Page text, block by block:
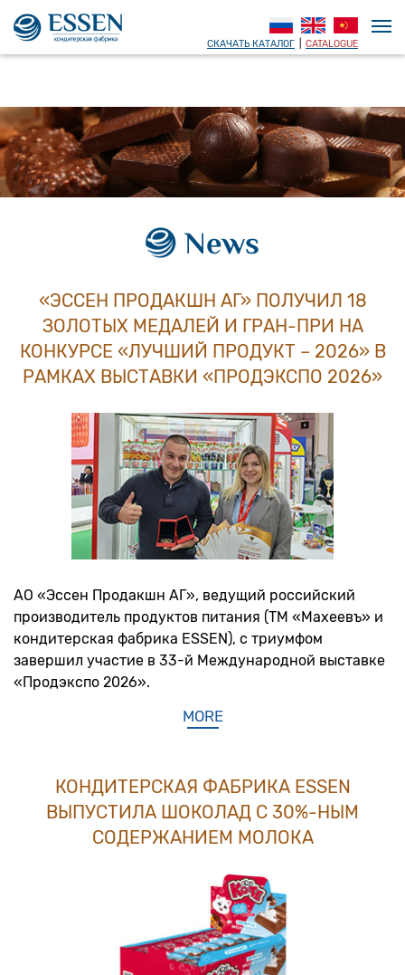
СКАЧАТЬ КАТАЛОГ CATALOGUE
News
«ЭССЕН ПРОДАКШН АГ» ПОЛУЧИЛ 18
ЗОЛОТЫХ МЕДАЛЕЙ И ГРАН-ПРИ НА
КОНКУРСЕ «ЛУЧШИЙ ПРОДУКТ – 2026» В
РАМКАХ ВЫСТАВКИ «ПРОДЭКСПО 2026»
АО «Эссен Продакшн АГ», ведущий российский
производитель продуктов питания (ТМ «Махеевъ» и
кондитерская фабрика ESSEN), с триумфом
завершил участие в 33-й Международной выставке
«Продэкспо 2026».
MORE
КОНДИТЕРСКАЯ ФАБРИКА ESSEN
ВЫПУСТИЛА ШОКОЛАД С 30%-НЫМ
СОДЕРЖАНИЕМ МОЛОКА